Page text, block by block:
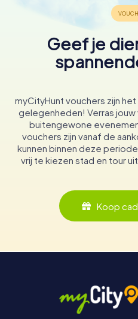
Geef je
myCityHunt vouchers zijn
gelegenheden! Verras
buitengewone
vouchers zijn vanaf de
kunnen binnen deze
vrij te kiezen stad en tour
Koop